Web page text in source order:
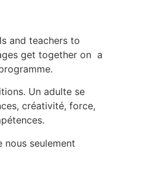
and teachers to
get together on a
Un adulte se
créativité, force,
nous seulement